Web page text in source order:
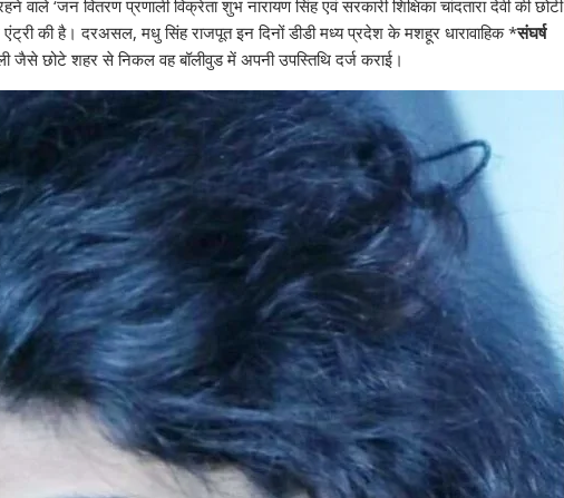
‘जन वितरण प्रणाली विक्रेता शुभ नारायण सिंह एवं सरकारी शिक्षिका चांदतारा देवी की छोटी
एंट्री की है। दरअसल, मधु सिंह राजपूत इन दिनों डीडी मध्य प्रदेश के मशहूर धारावाहिक *संघर्ष
जैसे छोटे शहर से निकल वह बॉलीवुड में अपनी उपस्तिथि दर्ज कराई।